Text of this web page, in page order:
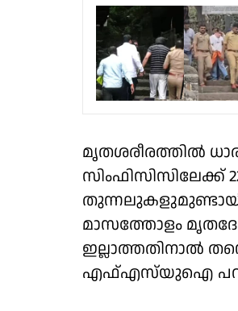
മൃതശരീരത്തില്‍
സിംഫിസിസിലേക്ക്
മാസത്തോളം
ഇല്ലാത്തതിനാല്‍
എഫ്എസ്‌യുഐ